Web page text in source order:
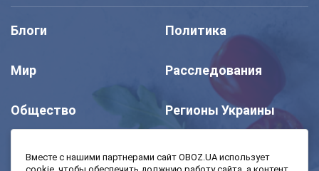
Блоги Политика
Мир Расследования
Общество Регионы Украины
Вместе с нашими партнерами сайт OBOZ.UA использует